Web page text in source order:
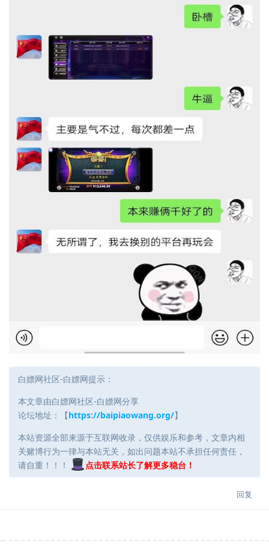
白嫖网社区-白嫖网提示：
本文章由白嫖网社区-白嫖网分享
论坛地址：【https://baipiaowang.org/】
本站资源全部来源于互联网收录，仅供娱乐和参考，文章内相
关赌博行为一律与本站无关，如出问题本站不承担任何责任，
请自重！！！
点击联系站长了解更多稳台！
回复